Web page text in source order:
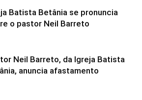
Batista Betânia se pronuncia
o pastor Neil Barreto
Neil Barreto, da Igreja Batista
anuncia afastamento